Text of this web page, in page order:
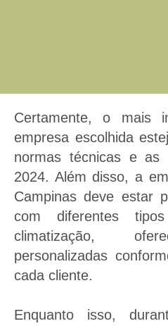
Certamente, o mais
empresa escolhida
normas técnicas e as
2024. Além disso, a
Campinas deve estar
com diferentes
climatização,
personalizadas
cada cliente.
Enquanto isso,